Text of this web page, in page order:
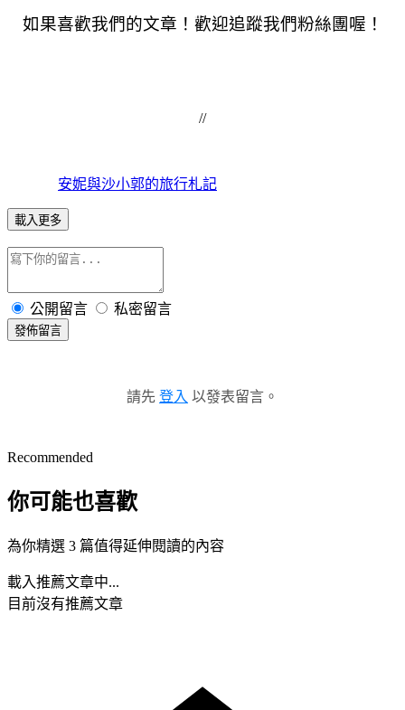
如果喜歡我們的文章！歡迎追蹤我們粉絲團喔！
//
安妮與沙小郭的旅行札記
載入更多
公開留言 私密留言
發佈留言
請先 登入 以發表留言。
Recommended
你可能也喜歡
為你精選 3 篇值得延伸閱讀的內容
載入推薦文章中...
目前沒有推薦文章